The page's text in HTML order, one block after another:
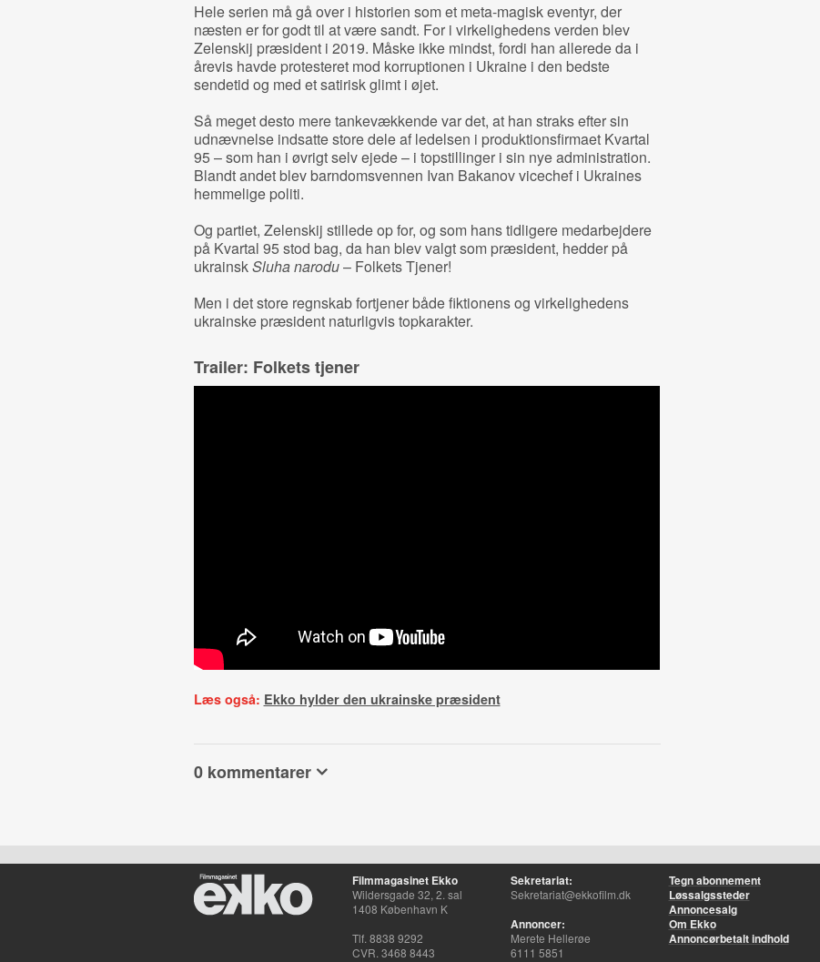
Hele serien må gå over i historien som et meta-magisk eventyr, der
næsten er for godt til at være sandt. For i virkelighedens verden blev
Zelenskij præsident i 2019. Måske ikke mindst, fordi han allerede da i
årevis havde protesteret mod korruptionen i Ukraine i den bedste
sendetid og med et satirisk glimt i øjet.
Så meget desto mere tankevækkende var det, at han straks efter sin
udnævnelse indsatte store dele af ledelsen i produktionsfirmaet Kvartal
95 – som han i øvrigt selv ejede – i topstillinger i sin nye administration.
Blandt andet blev barndomsvennen Ivan Bakanov vicechef i Ukraines
hemmelige politi.
Og partiet, Zelenskij stillede op for, og som hans tidligere medarbejdere
på Kvartal 95 stod bag, da han blev valgt som præsident, hedder på
ukrainskSluha narodu– Folkets Tjener!
Men i det store regnskab fortjener både fiktionens og virkelighedens
ukrainske præsident naturligvis topkarakter.
Trailer: Folkets tjener
Læs også: Ekko hylder den ukrainske præsident
0 kommentarer
Filmmagasinet Ekko
Wildersgade 32, 2. sal
1408 København K
Tlf. 8838 9292
CVR. 3468 8443
Sekretariat:
Sekretariat@ekkofilm.dk
Annoncer:
Merete Hellerøe
6111 5851
Tegn abonnement
Løssalgssteder
Annoncesalg
Om Ekko
Annoncørbetalt indhold